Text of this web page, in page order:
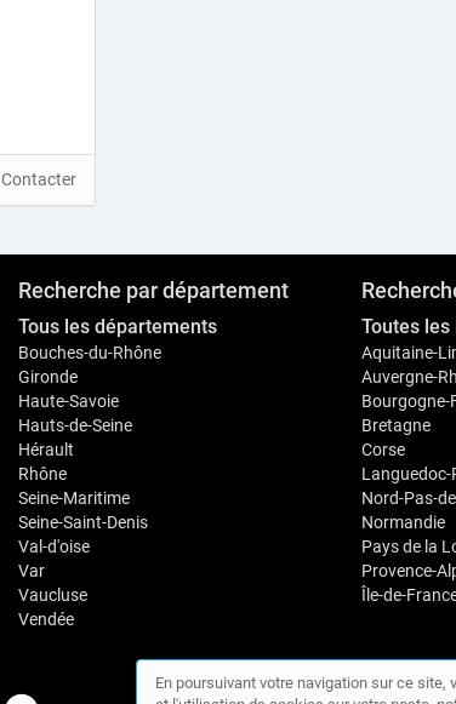
Contacter
Recherche par département
Tous les départements
Bouches-du-Rhône
Gironde
Haute-Savoie
Hauts-de-Seine
Hérault
Rhône
Seine-Maritime
Seine-Saint-Denis
Val-d'oise
Var
Vaucluse
Vendée
Toutes les
Aquitaine-
Auvergne-
Bourgogne-
Bretagne
Corse
Languedoc-
Nord-Pas-
Normandie
Pays de la
Provence-
Île-de-
En poursuivant votre navigation sur ce